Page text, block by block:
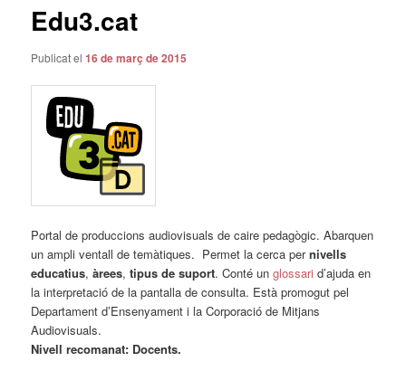
Edu3.cat
Publicat el16 de març de 2015
Portal de produccions audiovisuals de caire pedagògic. Abarquen
un ampli ventall de temàtiques. Permet la cerca pernivells
educatius,àrees,tipus de suport. Conté unglossari d’ajuda en
la interpretació de la pantalla de consulta. Està promogut pel
Departament d’Ensenyament i la Corporació de Mitjans
Audiovisuals.
Nivell recomanat: Docents.